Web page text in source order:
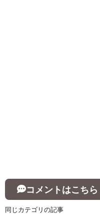
コメントはこちら
同じカテゴリの記事